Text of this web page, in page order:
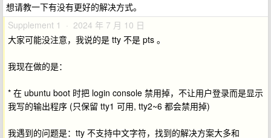
想请教一下有没有更好的解决方式。
Supplement 1 · 2024 年 7 月 10 日
大家可能没注意，我说的是 tty 不是 pts 。
我现在做的是：
* 在 ubuntu boot 时把 login console 禁用掉，不让用户登录而是显示
我写的输出程序 (只保留 tty1 可用, tty2~6 都会禁用掉)
我遇到的问题是：tty 不支持中文字符，找到的解决方案大多和